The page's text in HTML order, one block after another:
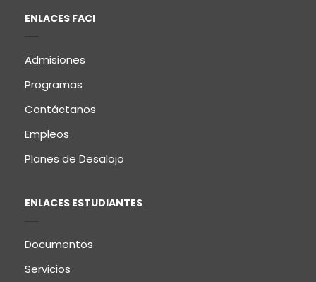
ENLACES FACI
Admisiones
Programas
Contáctanos
Empleos
Planes de Desalojo
ENLACES ESTUDIANTES
Documentos
Servicios